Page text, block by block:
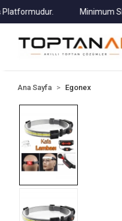
Minimum Sipariş
Ana Sayfa Egonex